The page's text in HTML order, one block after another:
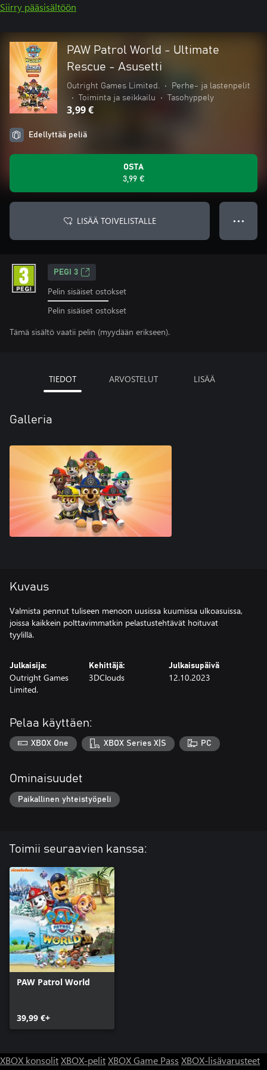
Siirry pääsisältöön
PAW Patrol World - Ultimate
Rescue - Asusetti
Outright Games Limited. •
Perhe- ja lastenpelit
•
Toiminta ja seikkailu • Tasohyppely
3,99 €
Edellyttää peliä
OSTA
3,99 €
LISÄÄ TOIVELISTALLE ● ● ●
PEGI 3
Pelin sisäiset ostokset
Pelin sisäiset ostokset
Tämä sisältö vaatii pelin (myydään erikseen).
TIEDOT ARVOSTELUT LISÄÄ
Galleria
Kuvaus
Valmista pennut tuliseen menoon uusissa kuumissa ulkoasuissa,
joissa kaikkein polttavimmatkin pelastustehtävät hoituvat
tyylillä.
Julkaisija:
Outright Games
Limited.
Kehittäjä:
3DClouds
Julkaisupäivä
12.10.2023
Pelaa käyttäen:
XBOX One XBOX Series X|S PC
Ominaisuudet
Paikallinen yhteistyöpeli
Toimii seuraavien kanssa:
PAW Patrol World
39,99 €+
XBOX konsolitXBOX-pelitXBOX Game Pass XBOX-lisävarusteet